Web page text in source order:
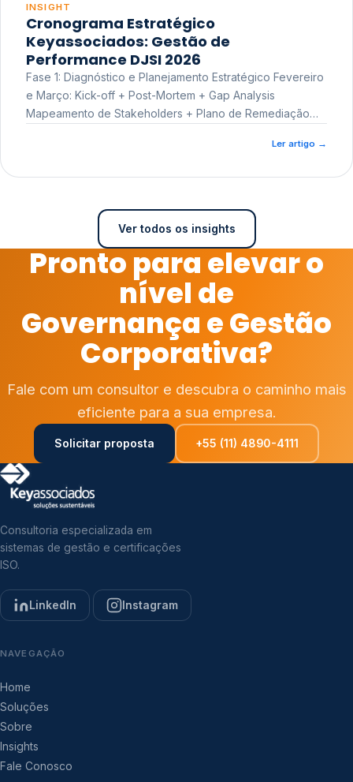
INSIGHT
Cronograma Estratégico
Keyassociados: Gestão de
Performance DJSI 2026
Fase 1: Diagnóstico e Planejamento Estratégico Fevereiro
e Março: Kick-off + Post-Mortem + Gap Analysis
Mapeamento de Stakeholders + Plano de Remediação
Ler artigo →
Ver todos os insights
Pronto para elevar o
nível de
Governança e Gestão
Corporativa?
Fale com um consultor e descubra o caminho mais
eficiente para a sua empresa.
Solicitar proposta +55 (11) 4890-4111
Consultoria especializada em
sistemas de gestão e certificações
ISO.
LinkedIn Instagram
NAVEGAÇÃO
Home
Soluções
Sobre
Insights
Fale Conosco